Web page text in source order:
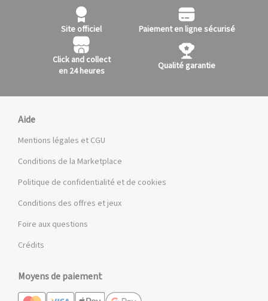
Site officiel Paiement en ligne sécurisé
Click and collect
en 24 heures
Qualité garantie
Aide
Mentions légales et CGU
Conditions de la Marketplace
Politique de confidentialité et de cookies
Conditions des offres et jeux
Foire aux questions
Crédits
Moyens de paiement